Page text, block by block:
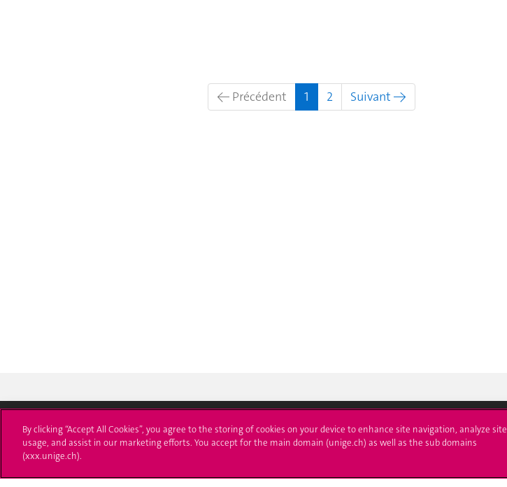
← Précédent 1 (actuel)
2 Suivant →
Université de Genève
24 rue du Général-Dufour
S'inscrire à l'UNIGE
Immatriculations
By clicking “Accept All Cookies”, you agree to the storing of cookies on your device to enhance site navigation, analyze site
usage, and assist in our marketing efforts. You accept for the main domain (unige.ch) as well as the sub domains
(xxx.unige.ch).